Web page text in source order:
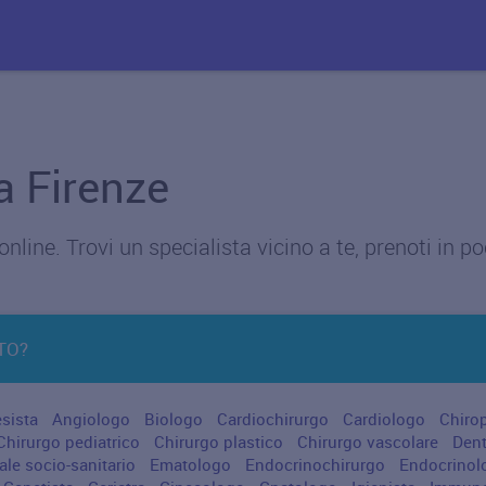
Firenze
Trovi un specialista vicino a te, prenoti in
Angiologo Biologo Cardiochirurgo Cardiologo
pediatrico
Chirurgo plastico Chirurgo vascolare
socio-sanitario
Ematologo Endocrinochirurgo